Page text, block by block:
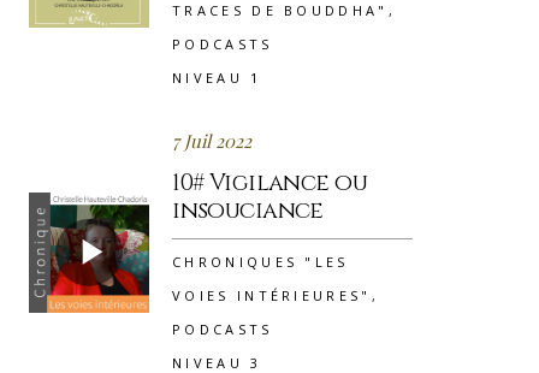
TRACES DE BOUDDHA" ,
PODCASTS
NIVEAU 1
7 Juil 2022
10# Vigilance ou
insouciance
CHRONIQUES "LES
VOIES INTÉRIEURES" ,
PODCASTS
NIVEAU 3